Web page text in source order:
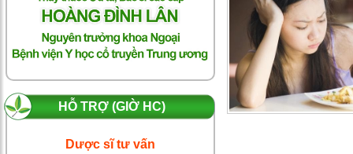
BoniAncol-
Gieo niềm tin,
tìm hạnh phúc
cho người
nghiện rượu
Botania - đưa
HỖ TRỢ (GIỜ HC)
Dược sĩ tư vấn